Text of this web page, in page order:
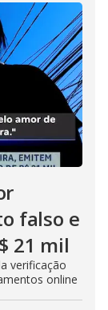
falso e
21 mil
verificação
online